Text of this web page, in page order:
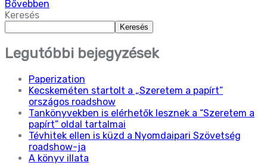
Bővebben
Keresés
Keresés
Legutóbbi bejegyzések
Paperization
Kecskeméten startolt a „Szeretem a papírt”
országos roadshow
Tankönyvekben is elérhetők lesznek a “Szeretem a
papírt” oldal tartalmai
Tévhitek ellen is küzd a Nyomdaipari Szövetség
roadshow-ja
A könyv illata